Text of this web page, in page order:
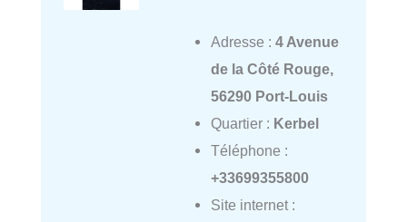
Adresse : 4 Avenue
de la Côté Rouge,
56290 Port-Louis
Quartier : Kerbel
Téléphone :
+33699355800
Site internet :